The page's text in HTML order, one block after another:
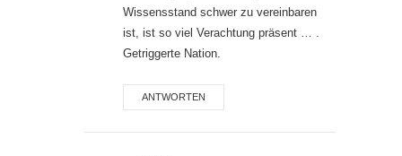
Wissensstand schwer zu vereinbaren
ist, ist so viel Verachtung präsent … .
Getriggerte Nation.
ANTWORTEN